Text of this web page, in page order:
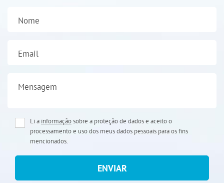
Nome
Email
Mensagem
Li a informaçãosobre a proteção de dados e aceito o
processamento e uso dos meus dados pessoais para os fins
mencionados.
ENVIAR